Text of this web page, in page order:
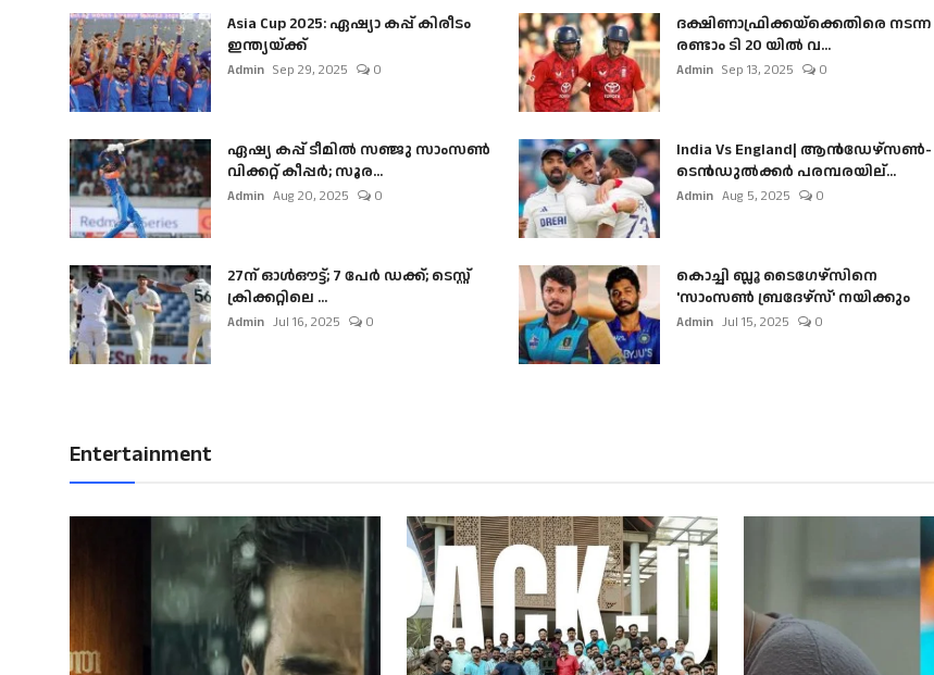
Asia Cup 2025: ഏഷ്യാ കപ്പ് കിരീടം
ഇന്ത്യയ്ക്ക്
Admin Sep 29, 2025 0
ദക്ഷിണാഫ്രിക്കയ്‌ക്കെതിരെ നടന്ന
രണ്ടാം ടി 20 യിൽ വ...
Admin Sep 13, 2025 0
ഏഷ്യ കപ്പ് ടീമിൽ സഞ്ജു സാംസൺ
വിക്കറ്റ് കീപ്പർ; സൂര...
Admin Aug 20, 2025 0
India Vs England| ആൻഡേഴ്സൺ-
ടെൻഡുല്‍ക്കർ പരമ്പരയില്...
Admin Aug 5, 2025 0
27ന് ഓൾഔട്ട്; 7 പേർ ഡക്ക്; ടെസ്റ്റ്
ക്രിക്കറ്റിലെ ...
Admin Jul 16, 2025 0
കൊച്ചി ബ്ലൂ ടൈഗേഴ്സിനെ
'സാംസൺ ബ്രദേഴ്സ്' നയിക്കും
Admin Jul 15, 2025 0
Entertainment